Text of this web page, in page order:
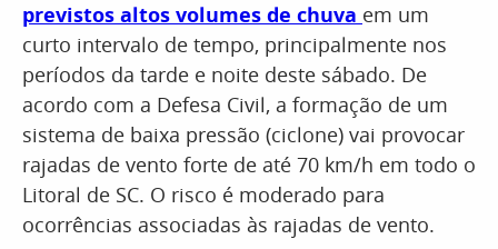
previstos altos volumes de chuva em um
curto intervalo de tempo, principalmente nos
períodos da tarde e noite deste sábado. De
acordo com a Defesa Civil, a formação de um
sistema de baixa pressão (ciclone) vai provocar
rajadas de vento forte de até 70 km/h em todo o
Litoral de SC. O risco é moderado para
ocorrências associadas às rajadas de vento.